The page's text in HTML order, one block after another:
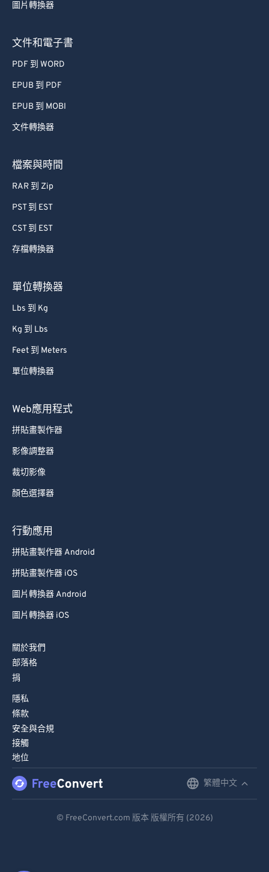
圖片轉換器
文件和電子書
PDF 到 WORD
EPUB 到 PDF
EPUB 到 MOBI
文件轉換器
檔案與時間
RAR 到 Zip
PST 到 EST
CST 到 EST
存檔轉換器
單位轉換器
Lbs 到 Kg
Kg 到 Lbs
Feet 到 Meters
單位轉換器
Web應用程式
拼貼畫製作器
影像調整器
裁切影像
顏色選擇器
行動應用
拼貼畫製作器 Android
拼貼畫製作器 iOS
圖片轉換器 Android
圖片轉換器 iOS
關於我們
部落格
捐
隱私
條款
安全與合規
接觸
地位
繁體中文
© FreeConvert.com 版本 版權所有 (2026)